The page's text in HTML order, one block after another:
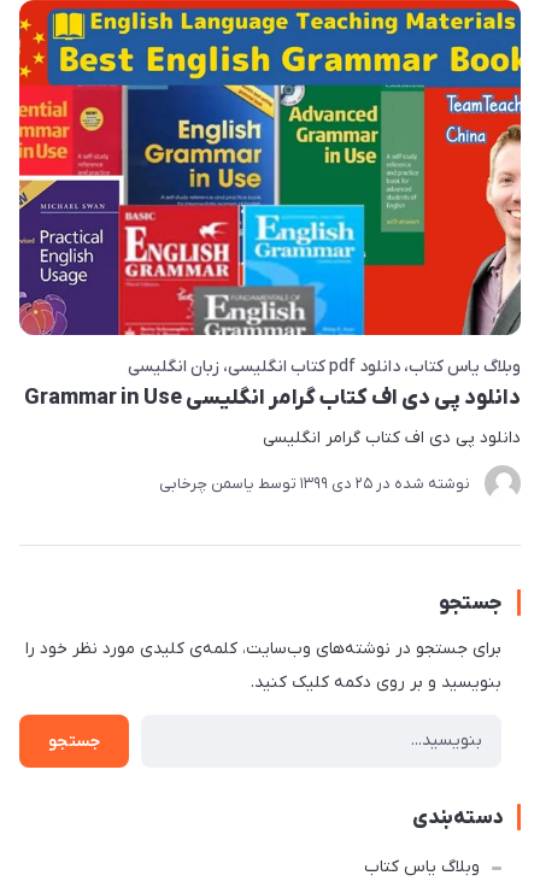
وبلاگ یاس کتاب دانلود pdf کتاب انگلیسی زبان انگلیسی
دانلود پی دی اف کتاب گرامر انگلیسی Grammar in Use
دانلود پی دی اف کتاب گرامر انگلیسی
نوشته شده در 25 دی 1399 توسط یاسمن چرخابی
جستجو
برای جستجو در نوشته‌های وب‌سایت، کلمه‌ی کلیدی مورد نظر خود را
بنویسید و بر روی دکمه کلیک کنید.
جستجو
دسته‌بندی
وبلاگ یاس کتاب